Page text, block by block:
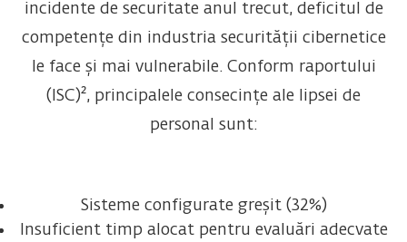
incidente de securitate anul trecut, deficitul de
competențe din industria securității cibernetice
le face și mai vulnerabile. Conform raportului
(ISC)², principalele consecințe ale lipsei de
personal sunt:
Sisteme configurate greșit (32%)
Insuficient timp alocat pentru evaluări adecvate